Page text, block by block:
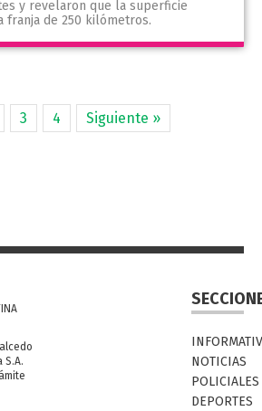
y revelaron que la superficie
franja de 250 kilómetros.
3 4 Siguiente »
S.A.
NOTICIAS
POLICIALES
DEPORTES